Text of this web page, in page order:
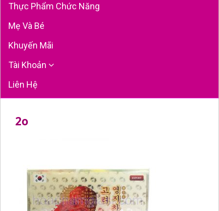
Thực Phẩm Chức Năng
Mẹ Và Bé
Khuyến Mãi
Tài Khoản
Liên Hệ
2o